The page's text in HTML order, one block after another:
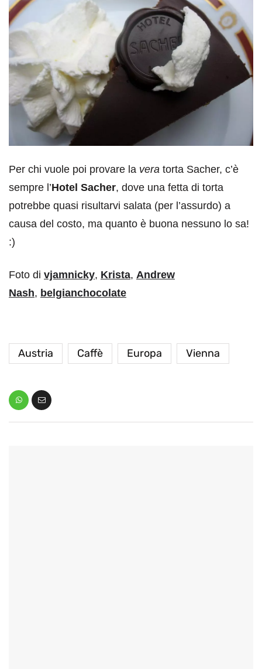
Per chi vuole poi provare la vera torta Sacher, c’è
sempre l’Hotel Sacher, dove una fetta di torta
potrebbe quasi risultarvi salata (per l’assurdo) a
causa del costo, ma quanto è buona nessuno lo sa!
:)
Foto di vjamnicky, Krista, Andrew
Nash, belgianchocolate
Austria Caffè Europa Vienna